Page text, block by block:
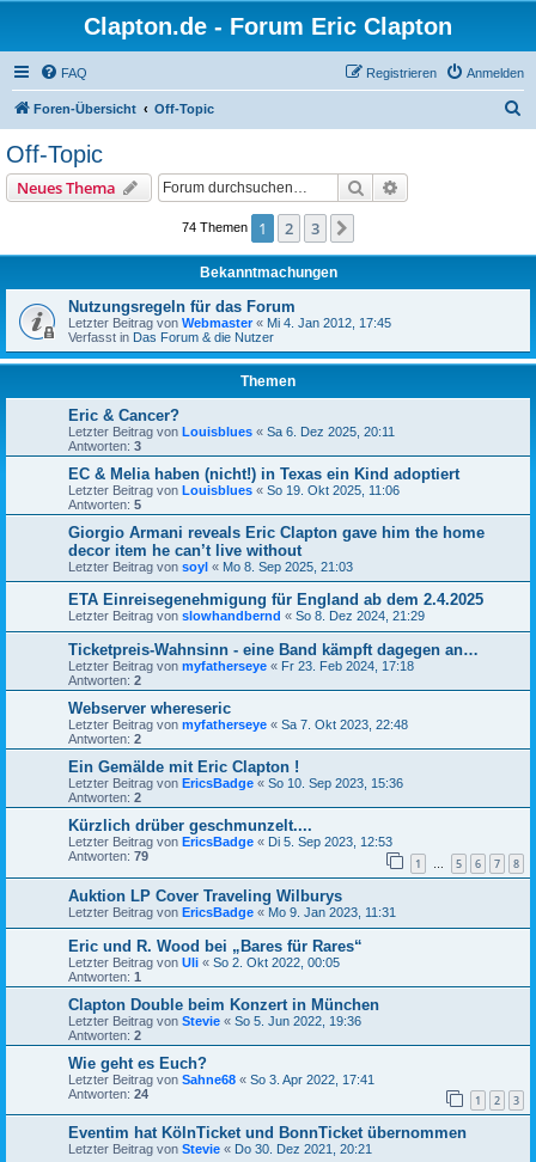
Clapton.de - Forum Eric Clapton
FAQ Anmelden
Registrieren
Foren-Übersicht Off-Topic
Off-Topic
Neues Thema Suche
74 Themen 1 2 3
Bekanntmachungen
Nutzungsregeln für das Forum
Letzter Beitrag von Webmaster« Mi 4. Jan 2012, 17:45
Verfasst in Das Forum & die Nutzer
Themen
Eric & Cancer?
Letzter Beitrag von Louisblues « Sa 6. Dez 2025, 20:11
Antworten: 3
EC & Melia haben (nicht!) in Texas ein Kind adoptiert
Letzter Beitrag von Louisblues « So 19. Okt 2025, 11:06
Antworten: 5
Giorgio Armani reveals Eric Clapton gave him the home
decor item he can’t live without
Letzter Beitrag von soyl « Mo 8. Sep 2025, 21:03
ETA Einreisegenehmigung für England ab dem 2.4.2025
Letzter Beitrag von slowhandbernd « So 8. Dez 2024, 21:29
Ticketpreis-Wahnsinn - eine Band kämpft dagegen an…
Letzter Beitrag von myfatherseye « Fr 23. Feb 2024, 17:18
Antworten: 2
Webserver whereseric
Letzter Beitrag von myfatherseye « Sa 7. Okt 2023, 22:48
Antworten: 2
Ein Gemälde mit Eric Clapton !
Letzter Beitrag von EricsBadge « So 10. Sep 2023, 15:36
Antworten: 2
Kürzlich drüber geschmunzelt....
Letzter Beitrag von EricsBadge « Di 5. Sep 2023, 12:53
Antworten: 79 1 … 5 6 7 8
Auktion LP Cover Traveling Wilburys
Letzter Beitrag von EricsBadge « Mo 9. Jan 2023, 11:31
Eric und R. Wood bei „Bares für Rares“
Letzter Beitrag von Uli « So 2. Okt 2022, 00:05
Antworten: 1
Clapton Double beim Konzert in München
Letzter Beitrag von Stevie « So 5. Jun 2022, 19:36
Antworten: 2
Wie geht es Euch?
Letzter Beitrag von Sahne68 « So 3. Apr 2022, 17:41
Antworten: 24 1 2 3
Eventim hat KölnTicket und BonnTicket übernommen
Letzter Beitrag von Stevie « Do 30. Dez 2021, 20:21